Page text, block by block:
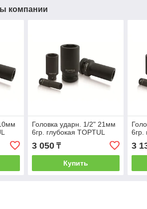
компании
Головка ударн. 1/2" 21мм
6гр. глубокая TOPTUL
3 050₸
Купить
6гр.
3